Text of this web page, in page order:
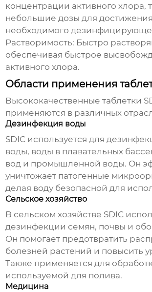
концентрации активного хлора,
небольшие дозы для достижения
необходимого
Растворимость: Быстро
обеспечивая быстрое
активного хлора.
Области применения
Высококачественные таблетки
применяются в различных
Дезинфекция воды
SDIC используется для
воды, воды в плавательных
вод и промышленной воды. Он
уничтожает патогенные
делая воду безопасной для
Сельское хозяйство
В сельском хозяйстве SDIC
дезинфекции семян, почвы и
Он помогает предотвратить
болезней растений и повысить
Также применяется для
используемой для полива.
Медицина